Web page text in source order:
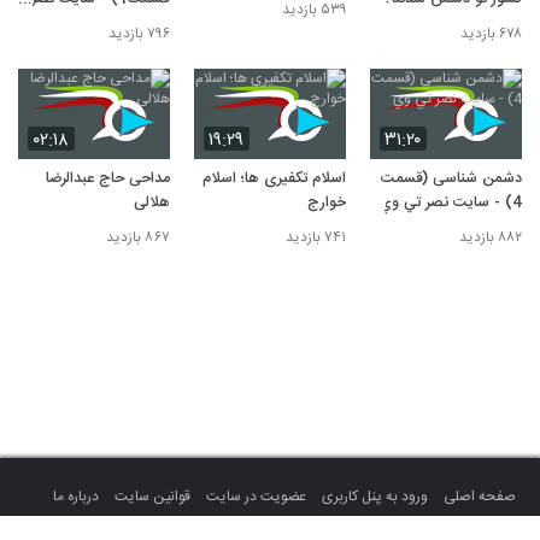
۶۷۸ بازدید
۵۳۹ بازدید
تي وي
۷۹۶ بازدید
۳۱:۲۰
دشمن شناسی (قسمت
4) - سايت نصر تي وي
۸۸۲ بازدید
۱۹:۲۹
اسلام تکفیری ها؛ اسلام
خوارج
۷۴۱ بازدید
۰۲:۱۸
مداحی حاج عبدالرضا
هلالی
۸۶۷ بازدید
صفحه اصلی ورود به پنل کاربری عضویت در سایت قوانین سایت
درباره ما